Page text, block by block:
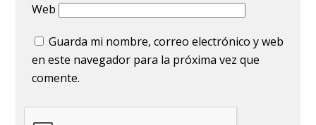
Web
Guarda mi nombre, correo electrónico y web
en este navegador para la próxima vez que
comente.